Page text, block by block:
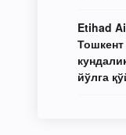
Etihad
йўлга